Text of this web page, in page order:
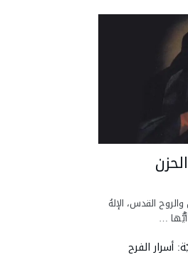
القدس، الإلهُ
…
أسرار الفرح